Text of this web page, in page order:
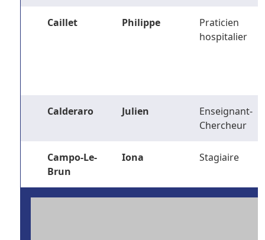
Caillet Philippe
Praticien
hospitalier
Calderaro Julien
Enseignant-
Chercheur
Campo-Le-
Brun
Iona Stagiaire